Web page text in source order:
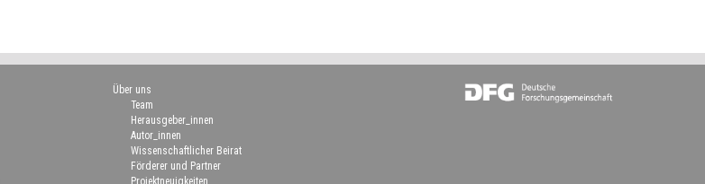
Über uns
Team
Herausgeber_innen
Autor_innen
Wissenschaftlicher Beirat
Förderer und Partner
Projektneuigkeiten